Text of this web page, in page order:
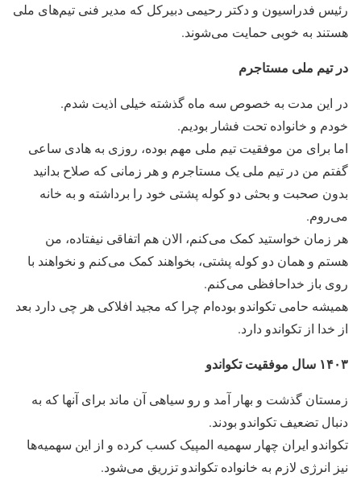
رئیس فدراسیون و دکتر رحیمی دبیرکل که مدیر فنی تیم‌های ملی
هستند به خوبی حمایت می‌شوند.
در تیم ملی مستاجرم
در این مدت به خصوص سه ماه گذشته خیلی اذیت شدم.
خودم و خانواده تحت فشار بودیم.
اما برای من موفقیت تیم ملی مهم بوده، روزی به هادی ساعی
گفتم من در تیم ملی یک مستاجرم و هر زمانی که صلاح بدانید
بدون صحبت و بحثی دو کوله پشتی خود را برداشته و به خانه
می‌روم.
هر زمان خواستید کمک می‌کنم، الان هم اتفاقی نیفتاده، من
هستم و همان دو کوله پشتی، بخواهند کمک می‌کنم و نخواهند با
روی باز خداحافظی می‌کنم.
همیشه حامی تکواندو بوده‌ام چرا که مجید افلاکی هر چی دارد بعد
از خدا از تکواندو دارد.
۱۴۰۳ سال موفقیت تکواندو
زمستان گذشت و بهار آمد و رو سیاهی آن ماند برای آنها که به
دنبال تضعیف تکواندو بودند.
تکواندو ایران چهار سهمیه المپیک کسب کرده و از این سهمیه‌ها
نیز انرژی لازم به خانواده تکواندو تزریق می‌شود.